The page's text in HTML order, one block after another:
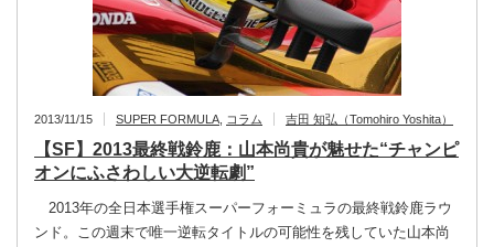
2013/11/15 SUPER FORMULA コラム 吉田 知弘（Tomohiro Yoshita）
【SF】2013最終戦鈴鹿：山本尚貴が魅せた“チャンピ
オンにふさわしい大逆転劇”
2013年の全日本選手権スーパーフォーミュラの最終戦鈴鹿ラウ
ンド。この週末で唯一逆転タイトルの可能性を残していた山本尚